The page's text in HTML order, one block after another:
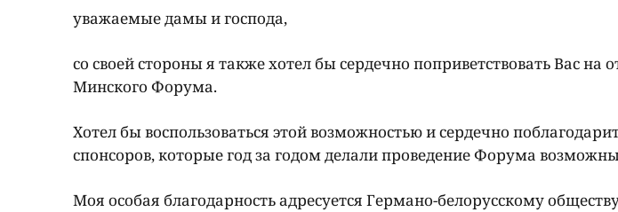
уважаемые дамы и господа,
со своей стороны я также хотел бы сердечно поприветствовать Вас на
Минского Форума.
Хотел бы воспользоваться этой возможностью и сердечно
спонсоров, которые год за годом делали проведение Форума
Моя особая благодарность адресуется Германо-белорусскому